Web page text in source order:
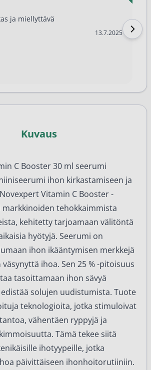
ja miellyttävä
13.7.2025
13.7.2025
Kuvaus
C Booster 30 ml seerumi
ihon kirkastamiseen ja
Vitamin C Booster -
markkinoiden tehokkaimmista
kehitetty tarjoamaan välitöntä
hyötyjä. Seerumi on
ihon ikääntymisen merkkejä
ihoa. Sen 25 % -pitoisuus
tasoittamaan ihon sävyä
solujen uudistumista. Tuote
teknologioita, jotka stimuloivat
vähentäen ryppyjä ja
Tämä tekee siitä
ihotyypeille, jotka
päivittäiseen ihonhoitorutiiniin.